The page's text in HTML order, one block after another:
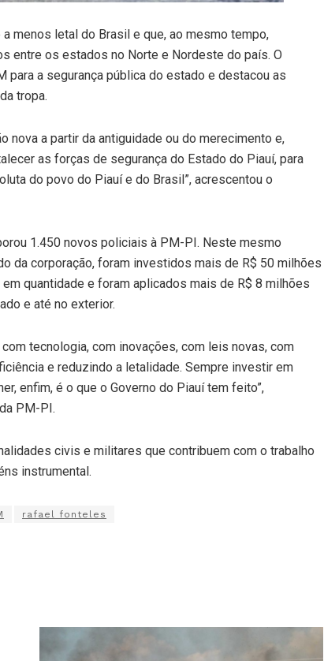
menos letal do Brasil e que, ao mesmo tempo,
entre os estados no Norte e Nordeste do país. O
para a segurança pública do estado e destacou as
tropa.
nova a partir da antiguidade ou do merecimento e,
as forças de segurança do Estado do Piauí, para
do povo do Piauí e do Brasil”, acrescentou o
1.450 novos policiais à PM-PI. Neste mesmo
da corporação, foram investidos mais de R$ 50 milhões
quantidade e foram aplicados mais de R$ 8 milhões
e até no exterior.
tecnologia, com inovações, com leis novas, com
e reduzindo a letalidade. Sempre investir em
enfim, é o que o Governo do Piauí tem feito”,
PM-PI.
civis e militares que contribuem com o trabalho
instrumental.
rafael fonteles